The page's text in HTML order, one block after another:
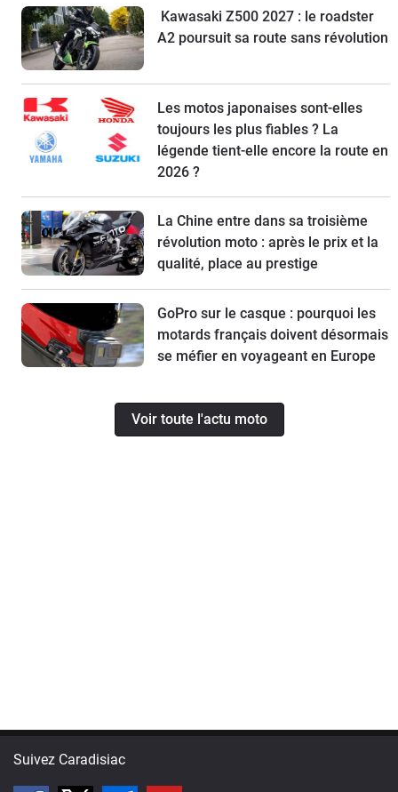
Kawasaki Z500 2027 : le roadster
A2 poursuit sa route sans révolution
Les motos japonaises sont-elles
toujours les plus fiables ? La
légende tient-elle encore la route en
2026 ?
La Chine entre dans sa troisième
révolution moto : après le prix et la
qualité, place au prestige
GoPro sur le casque : pourquoi les
motards français doivent désormais
se méfier en voyageant en Europe
Voir toute l'actu moto
Suivez Caradisiac